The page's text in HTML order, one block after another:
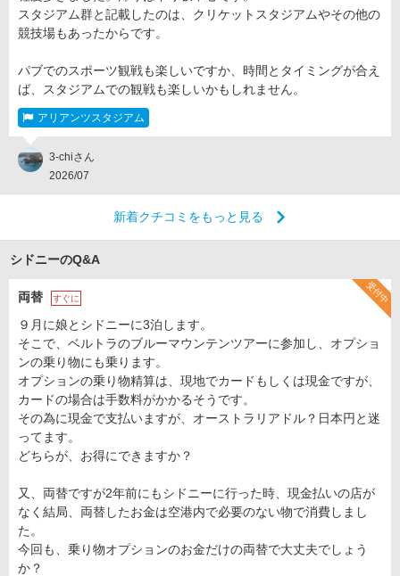
スタジアム群と記載したのは、クリケットスタジアムやその他の
競技場もあったからです。
パブでのスポーツ観戦も楽しいですか、時間とタイミングが合え
ば、スタジアムでの観戦も楽しいかもしれません。
アリアンツスタジアム
3-chiさん
2026/07
新着クチコミをもっと見る
シドニーのQ&A
受付中
両替 すぐに
９月に娘とシドニーに3泊します。
そこで、ベルトラのブルーマウンテンツアーに参加し、オプショ
ンの乗り物にも乗ります。
オプションの乗り物精算は、現地でカードもしくは現金ですが、
カードの場合は手数料がかかるそうです。
その為に現金で支払いますが、オーストラリアドル？日本円と迷
ってます。
どちらが、お得にできますか？
又、両替ですが2年前にもシドニーに行った時、現金払いの店が
なく結局、両替したお金は空港内で必要のない物で消費しまし
た。
今回も、乗り物オプションのお金だけの両替で大丈夫でしょう
か？